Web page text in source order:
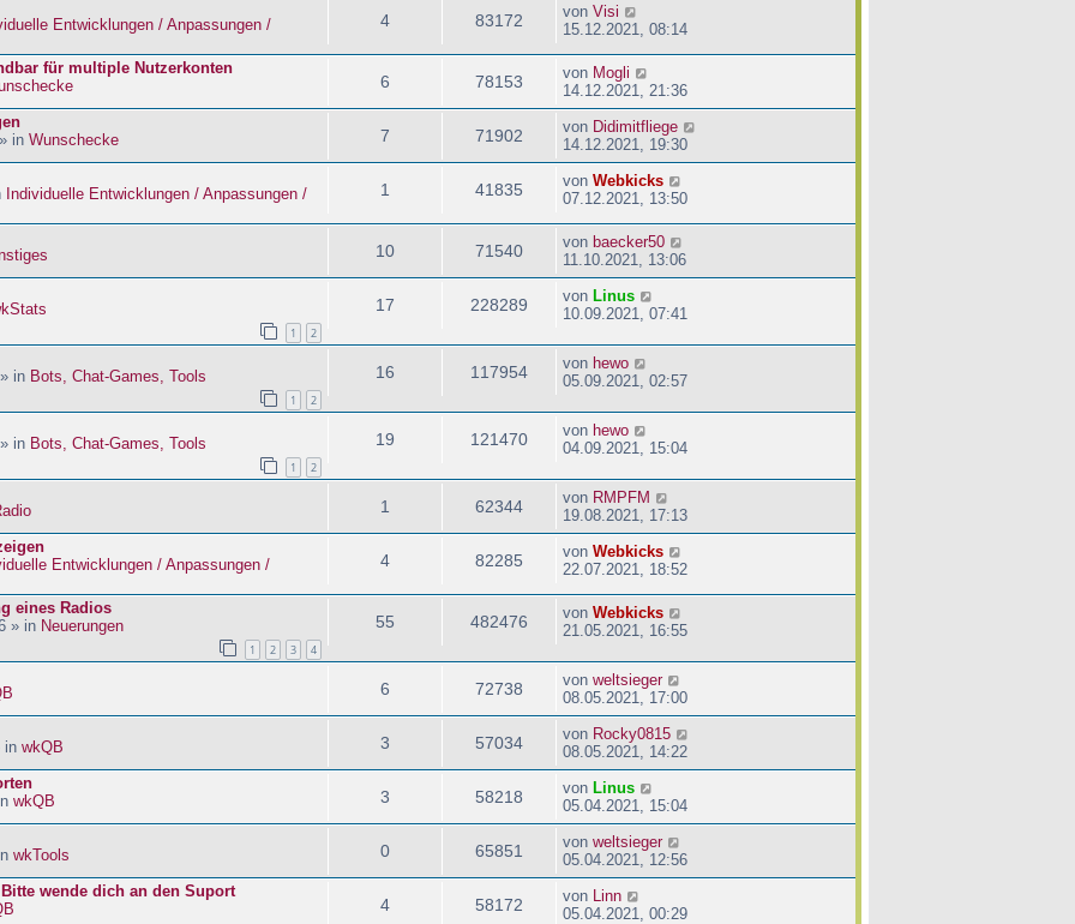
Entwicklungen / Anpassungen /
4 83172 von Visi
15.12.2021, 08:14
für multiple Nutzerkonten
6 78153 von Mogli
14.12.2021, 21:36
in Wunschecke 7 71902 von Didimitfliege
14.12.2021, 19:30
Individuelle Entwicklungen / Anpassungen /
1 41835 von Webkicks
07.12.2021, 13:50
10 71540 von baecker50
11.10.2021, 13:06
1 2
17 228289 von Linus
10.09.2021, 07:41
in Bots, Chat-Games, Tools
1 2
16 117954 von hewo
05.09.2021, 02:57
in Bots, Chat-Games, Tools
1 2
19 121470 von hewo
04.09.2021, 15:04
1 62344 von RMPFM
19.08.2021, 17:13
Entwicklungen / Anpassungen /
4 82285 von Webkicks
22.07.2021, 18:52
eines Radios
» in Neuerungen
1 2 3 4
55 482476 von Webkicks
21.05.2021, 16:55
6 72738 von weltsieger
08.05.2021, 17:00
in wkQB 3 57034 von Rocky0815
08.05.2021, 14:22
wkQB 3 58218 von Linus
05.04.2021, 15:04
wkTools 0 65851 von weltsieger
05.04.2021, 12:56
wende dich an den Suport
4 58172 von Linn
05.04.2021, 00:29